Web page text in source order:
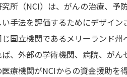
所（NCI）は、がんの治療、予
手法を評価するためにデザイ
国立機関であるメリーランド
、外部の学術機関、病院、が
療機関がNCIからの資金援助を